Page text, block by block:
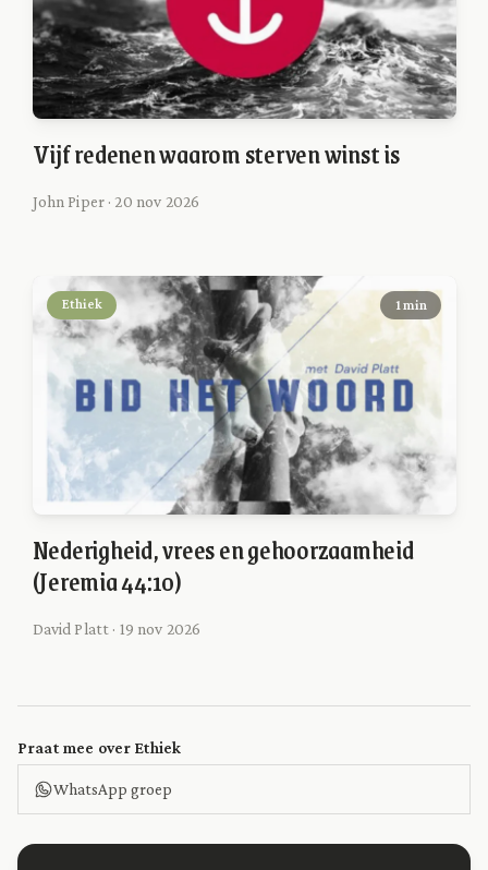
Vijf redenen waarom sterven winst is
John Piper · 20 nov 2026
Ethiek 1 min
Nederigheid, vrees en gehoorzaamheid
(Jeremia 44:10)
David Platt · 19 nov 2026
Praat mee over Ethiek
WhatsApp groep